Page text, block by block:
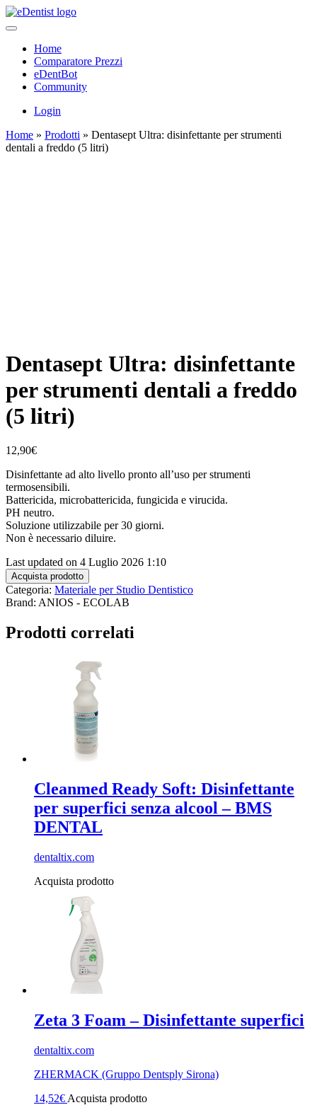
Home
Comparatore Prezzi
eDentBot
Community
Login
Home » Prodotti » Dentasept Ultra: disinfettante per strumenti
dentali a freddo (5 litri)
Dentasept Ultra: disinfettante
per strumenti dentali a freddo
(5 litri)
12,90€
Disinfettante ad alto livello pronto all’uso per strumenti
termosensibili.
Battericida, microbattericida, fungicida e virucida.
PH neutro.
Soluzione utilizzabile per 30 giorni.
Non è necessario diluire.
Last updated on 4 Luglio 2026 1:10
Acquista prodotto
Categoria: Materiale per Studio Dentistico
Brand: ANIOS - ECOLAB
Prodotti correlati
Cleanmed Ready Soft: Disinfettante
per superfici senza alcool – BMS
DENTAL
dentaltix.com
Acquista prodotto
Zeta 3 Foam – Disinfettante superfici
dentaltix.com
ZHERMACK (Gruppo Dentsply Sirona)
14,52€ Acquista prodotto